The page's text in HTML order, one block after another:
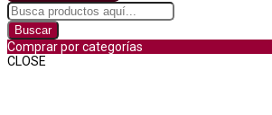
Buscar
Comprar por categorías
CLOSE